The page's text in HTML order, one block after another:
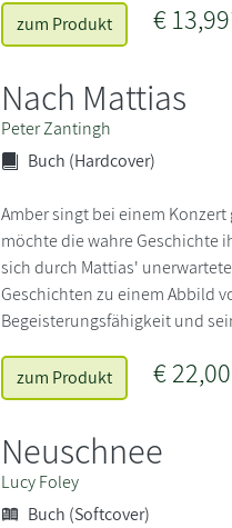
zum Produkt €
Nach Mattias
Peter Zantingh
Buch (Hardcover)
Amber singt bei einem
möchte die wahre Geschichte
sich durch Mattias'
Geschichten zu einem Abbild
Begeisterungsfähigkeit und
zum Produkt €
Neuschnee
Lucy Foley
Buch (Softcover)